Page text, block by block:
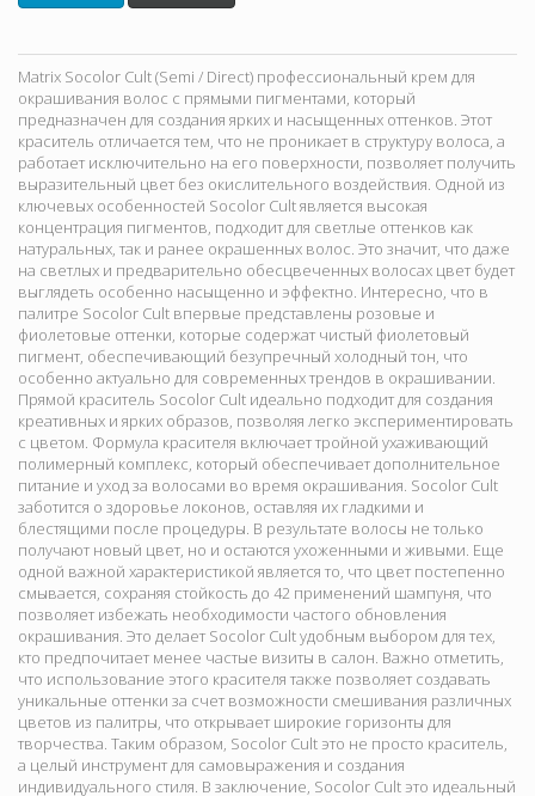
Matrix Socolor Cult (Semi / Direct) профессиональный крем для
окрашивания волос с прямыми пигментами, который
предназначен для создания ярких и насыщенных оттенков. Этот
краситель отличается тем, что не проникает в структуру волоса, а
работает исключительно на его поверхности, позволяет получить
выразительный цвет без окислительного воздействия. Одной из
ключевых особенностей Socolor Cult является высокая
концентрация пигментов, подходит для светлые оттенков как
натуральных, так и ранее окрашенных волос. Это значит, что даже
на светлых и предварительно обесцвеченных волосах цвет будет
выглядеть особенно насыщенно и эффектно. Интересно, что в
палитре Socolor Cult впервые представлены розовые и
фиолетовые оттенки, которые содержат чистый фиолетовый
пигмент, обеспечивающий безупречный холодный тон, что
особенно актуально для современных трендов в окрашивании.
Прямой краситель Socolor Cult идеально подходит для создания
креативных и ярких образов, позволяя легко экспериментировать
с цветом. Формула красителя включает тройной ухаживающий
полимерный комплекс, который обеспечивает дополнительное
питание и уход за волосами во время окрашивания. Socolor Cult
заботится о здоровье локонов, оставляя их гладкими и
блестящими после процедуры. В результате волосы не только
получают новый цвет, но и остаются ухоженными и живыми. Еще
одной важной характеристикой является то, что цвет постепенно
смывается, сохраняя стойкость до 42 применений шампуня, что
позволяет избежать необходимости частого обновления
окрашивания. Это делает Socolor Cult удобным выбором для тех,
кто предпочитает менее частые визиты в салон. Важно отметить,
что использование этого красителя также позволяет создавать
уникальные оттенки за счет возможности смешивания различных
цветов из палитры, что открывает широкие горизонты для
творчества. Таким образом, Socolor Cult это не просто краситель,
а целый инструмент для самовыражения и создания
индивидуального стиля. В заключение, Socolor Cult это идеальный